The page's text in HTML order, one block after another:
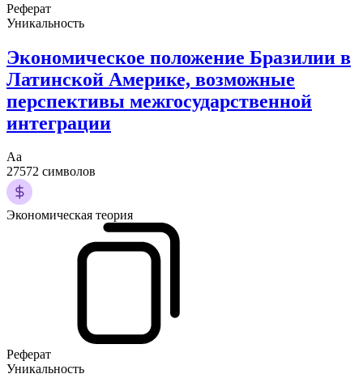
Реферат
Уникальность
Экономическое положение Бразилии в
Латинской Америке, возможные
перспективы межгосударственной
интеграции
Аа
27572 символов
Экономическая теория
Реферат
Уникальность